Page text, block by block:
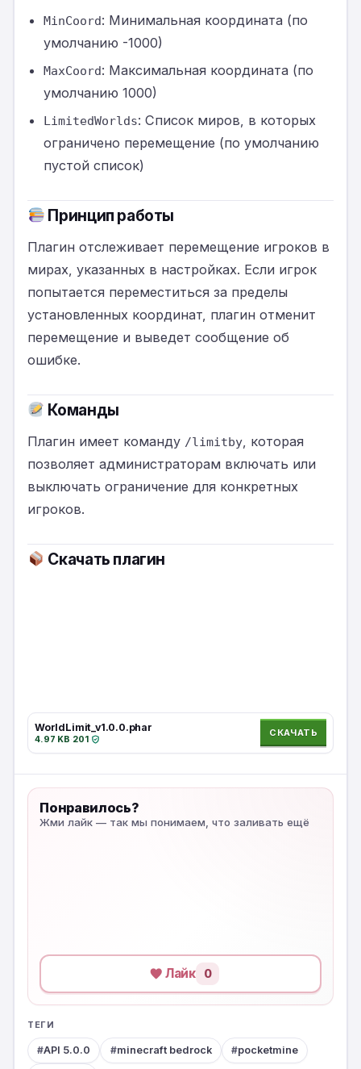
MinCoord: Минимальная координата (по
умолчанию -1000)
MaxCoord: Максимальная координата (по
умолчанию 1000)
LimitedWorlds: Список миров, в которых
ограничено перемещение (по умолчанию
пустой список)
Принцип работы
Плагин отслеживает перемещение игроков в
мирах, указанных в настройках. Если игрок
попытается переместиться за пределы
установленных координат, плагин отменит
перемещение и выведет сообщение об
ошибке.
Команды
Плагин имеет команду /limitby , которая
позволяет администраторам включать или
выключать ограничение для конкретных
игроков.
Скачать плагин
WorldLimit_v1.0.0.phar
4.97 KB·201·
СКАЧАТЬ
Понравилось?
Жми лайк — так мы понимаем, что заливать ещё
Лайк 0
ТЕГИ
API 5.0.0 minecraft bedrock pocketmine